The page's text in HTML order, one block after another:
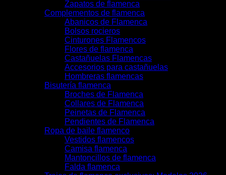
Zapatos de flamenca
Complementos de flamenca
Abanicos de Flamenca
Bolsos rocieros
Cinturones Flamencos
Flores de flamenca
Castañuelas Flamencas
Accesorios para castañuelas
Hombreras flamencas
Bisutería flamenca
Broches de Flamenca
Collares de Flamenca
Peinetas de Flamenca
Pendientes de Flamenca
Ropa de baile flamenco
Vestidos flamencos
Camisa flamenca
Mantoncillos de flamenca
Falda flamenca